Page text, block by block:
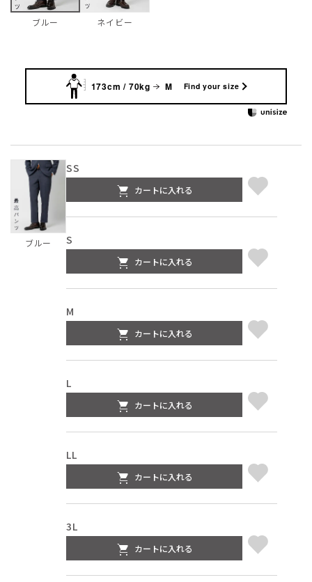
ブルー ネイビー
173cm / 70kg M Find your size
ブルー
SS
カートに入れる
S
カートに入れる
M
カートに入れる
L
カートに入れる
LL
カートに入れる
3L
カートに入れる